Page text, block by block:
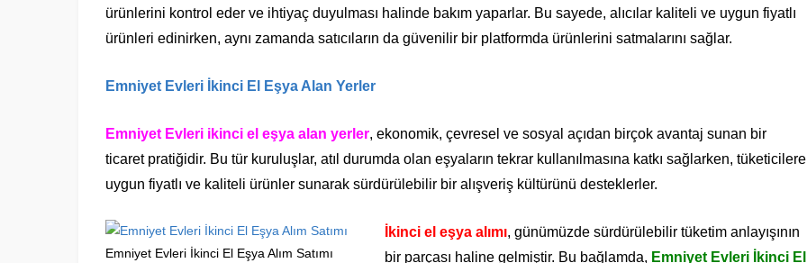
ürünlerini kontrol eder ve ihtiyaç duyulması halinde bakım yaparlar. Bu sayede, alıcılar kaliteli ve uygun fiyatlı
ürünleri edinirken, aynı zamanda satıcıların da güvenilir bir platformda ürünlerini satmalarını sağlar.
Emniyet Evleri İkinci El Eşya Alan Yerler
Emniyet Evleri ikinci el eşya alan yerler, ekonomik, çevresel ve sosyal açıdan birçok avantaj sunan bir
ticaret pratiğidir. Bu tür kuruluşlar, atıl durumda olan eşyaların tekrar kullanılmasına katkı sağlarken, tüketicilere
uygun fiyatlı ve kaliteli ürünler sunarak sürdürülebilir bir alışveriş kültürünü desteklerler.
Emniyet Evleri İkinci El Eşya Alım Satımı
İkinci el eşya alımı, günümüzde sürdürülebilir tüketim anlayışının
bir parçası haline gelmiştir. Bu bağlamda, Emniyet Evleri İkinci El